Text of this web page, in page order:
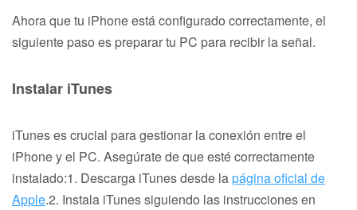
Ahora que tu iPhone está configurado correctamente, el
siguiente paso es preparar tu PC para recibir la señal.
Instalar iTunes
iTunes es crucial para gestionar la conexión entre el
iPhone y el PC. Asegúrate de que esté correctamente
instalado:1. Descarga iTunes desde lapágina oficial de
Apple.2. Instala iTunes siguiendo las instrucciones en